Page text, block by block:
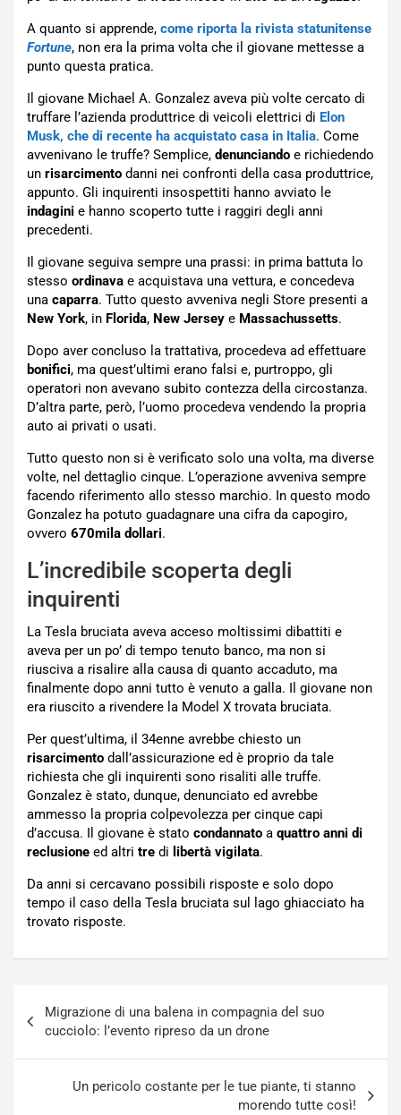
A quanto si apprende, come riporta la rivista statunitense
Fortune, non era la prima volta che il giovane mettesse a
punto questa pratica.
Il giovane Michael A. Gonzalez aveva più volte cercato di
truffare l’azienda produttrice di veicoli elettrici di Elon
Musk, che di recente ha acquistato casa in Italia. Come
avvenivano le truffe? Semplice, denunciando e richiedendo
un risarcimento danni nei confronti della casa produttrice,
appunto. Gli inquirenti insospettiti hanno avviato le
indagini e hanno scoperto tutte i raggiri degli anni
precedenti.
Il giovane seguiva sempre una prassi: in prima battuta lo
stesso ordinava e acquistava una vettura, e concedeva
una caparra. Tutto questo avveniva negli Store presenti a
New York, in Florida, New Jersey e Massachussetts.
Dopo aver concluso la trattativa, procedeva ad effettuare
bonifici, ma quest’ultimi erano falsi e, purtroppo, gli
operatori non avevano subito contezza della circostanza.
D’altra parte, però, l’uomo procedeva vendendo la propria
auto ai privati o usati.
Tutto questo non si è verificato solo una volta, ma diverse
volte, nel dettaglio cinque. L’operazione avveniva sempre
facendo riferimento allo stesso marchio. In questo modo
Gonzalez ha potuto guadagnare una cifra da capogiro,
ovvero 670mila dollari.
L’incredibile scoperta degli
inquirenti
La Tesla bruciata aveva acceso moltissimi dibattiti e
aveva per un po’ di tempo tenuto banco, ma non si
riusciva a risalire alla causa di quanto accaduto, ma
finalmente dopo anni tutto è venuto a galla. Il giovane non
era riuscito a rivendere la Model X trovata bruciata.
Per quest’ultima, il 34enne avrebbe chiesto un
risarcimento dall’assicurazione ed è proprio da tale
richiesta che gli inquirenti sono risaliti alle truffe.
Gonzalez è stato, dunque, denunciato ed avrebbe
ammesso la propria colpevolezza per cinque capi
d’accusa. Il giovane è stato condannato a quattro anni di
reclusione ed altri tre di libertà vigilata.
Da anni si cercavano possibili risposte e solo dopo
tempo il caso della Tesla bruciata sul lago ghiacciato ha
trovato risposte.
articoli
Migrazione di una balena in compagnia del suo
cucciolo: l’evento ripreso da un drone
Un pericolo costante per le tue piante, ti stanno
morendo tutte così!